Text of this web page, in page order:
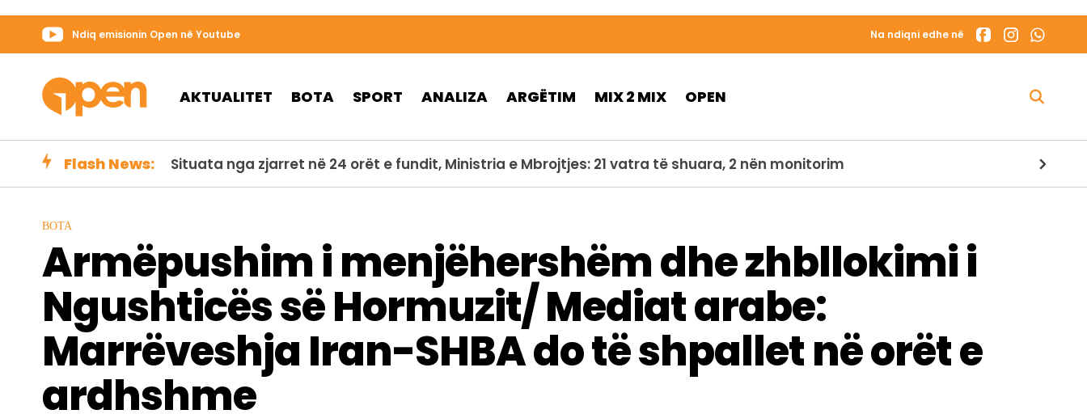
Ndiq emisionin Open në Youtube Na ndiqni edhe në
AKTUALITET BOTA SPORT ANALIZA ARGËTIM MIX 2 MIX OPEN
Flash News: Helikopteri zjarrfikës rrëzohet gjatë operacionit kundër flakëve në Utah, nuk dihet gjendja e dy personave në bord
BOTA
Armëpushim i menjëhershëm dhe zhbllokimi i
Ngushticës së Hormuzit/ Mediat arabe:
Marrëveshja Iran-SHBA do të shpallet në orët e
ardhshme